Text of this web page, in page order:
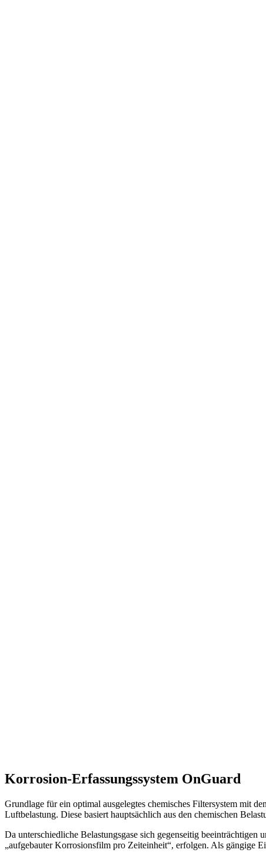
Korrosion-Erfassungssystem OnGuard
Grundlage für ein optimal ausgelegtes chemisches Filtersystem mit
Luftbelastung. Diese basiert hauptsächlich aus den chemischen
Da unterschiedliche Belastungsgase sich gegenseitig
„aufgebauter Korrosionsfilm pro Zeiteinheit“, erfolgen. Als gängige